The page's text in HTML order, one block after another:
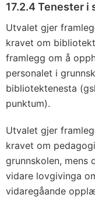
17.2.4 Tenester i
Utvalet gjer
kravet om
framlegg om å
personalet i
bibliotektenesta
punktum).
Utvalet gjer
kravet om
grunnskolen,
vidare lovgivinga
vidaregåande